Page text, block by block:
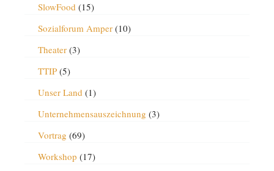
SlowFood (15)
Sozialforum Amper(10)
Theater(3)
TTIP(5)
Unser Land (1)
Unternehmensauszeichnung (3)
Vortrag (69)
Workshop (17)